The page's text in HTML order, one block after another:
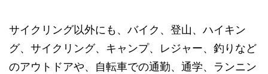
サイクリング以外にも、バイク、登山、ハイキン
グ、サイクリング、キャンプ、レジャー、釣りなど
のアウトドアや、自転車での通勤、通学、ランニン